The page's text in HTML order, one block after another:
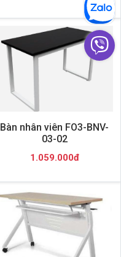
Bàn nhân viên FO3-BNV-
03-02
1.059.000đ